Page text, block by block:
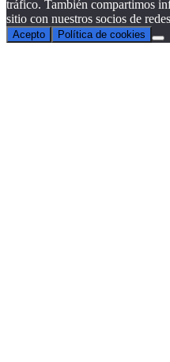
tráfico. También compartimos
sitio con nuestros socios de
Acepto Política de cookies